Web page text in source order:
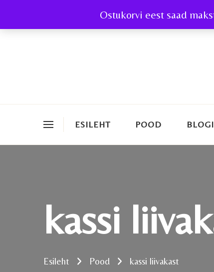
Ostukorvi eest saad
ESILEHT POOD BLOGI
kassi
Esileht Pood kassi liivakast